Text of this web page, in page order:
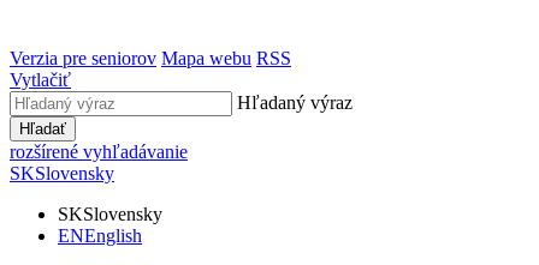
Verzia pre seniorov Mapa webu RSS
Vytlačiť
Hľadaný výraz
Hľadať
rozšírené vyhľadávanie
SKSlovensky
SKSlovensky
ENEnglish